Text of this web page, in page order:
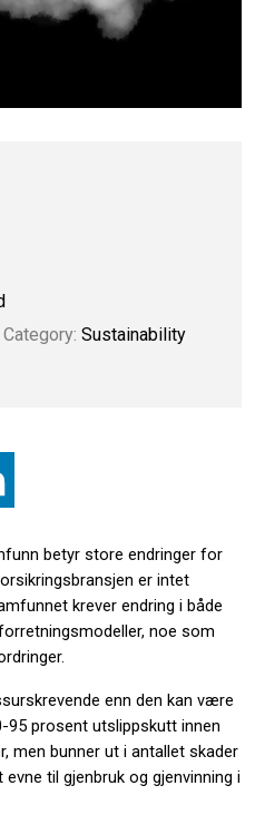
Category: Sustainability
n
k
e
d
betyr store endringer for
er intet
krever endring i både
noe som
enn den kan være
prosent utslippskutt innen
men bunner ut i antallet skader
til gjenbruk og gjenvinning i